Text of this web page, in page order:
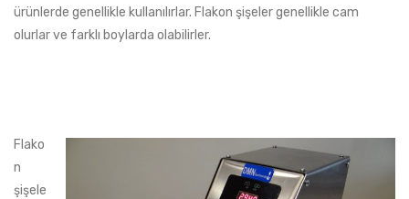
ürünlerde genellikle kullanılırlar. Flakon şişeler genellikle cam
olurlar ve farklı boylarda olabilirler.
Flako
n
şişele